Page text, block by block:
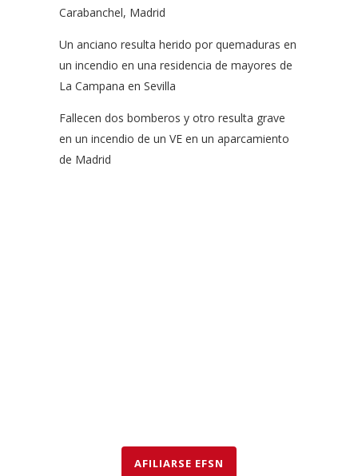
Carabanchel, Madrid
Un anciano resulta herido por quemaduras en
un incendio en una residencia de mayores de
La Campana en Sevilla
Fallecen dos bomberos y otro resulta grave
en un incendio de un VE en un aparcamiento
de Madrid
AFILIARSE EFSN